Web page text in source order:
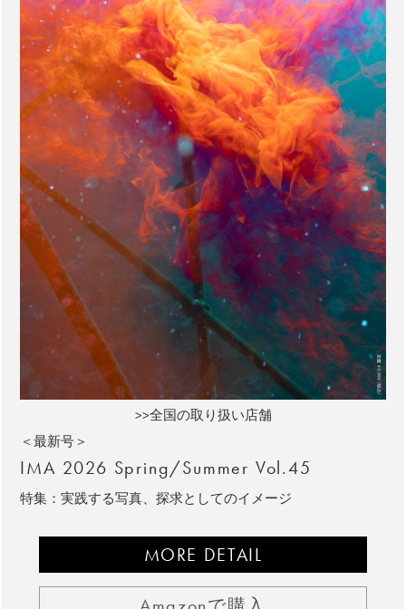
>>全国の取り扱い店舗
＜最新号＞
IMA 2026 Spring/Summer Vol.45
特集：実践する写真、探求としてのイメージ
MORE DETAIL